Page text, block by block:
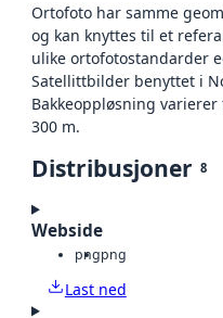
Ortofoto har samme
og kan knyttes til et
ulike ortofotostandarder
Satellittbilder benyttet i
Bakkeoppløsning varierer
300 m.
Distribusjoner 8
Webside
pngpng
Last ned